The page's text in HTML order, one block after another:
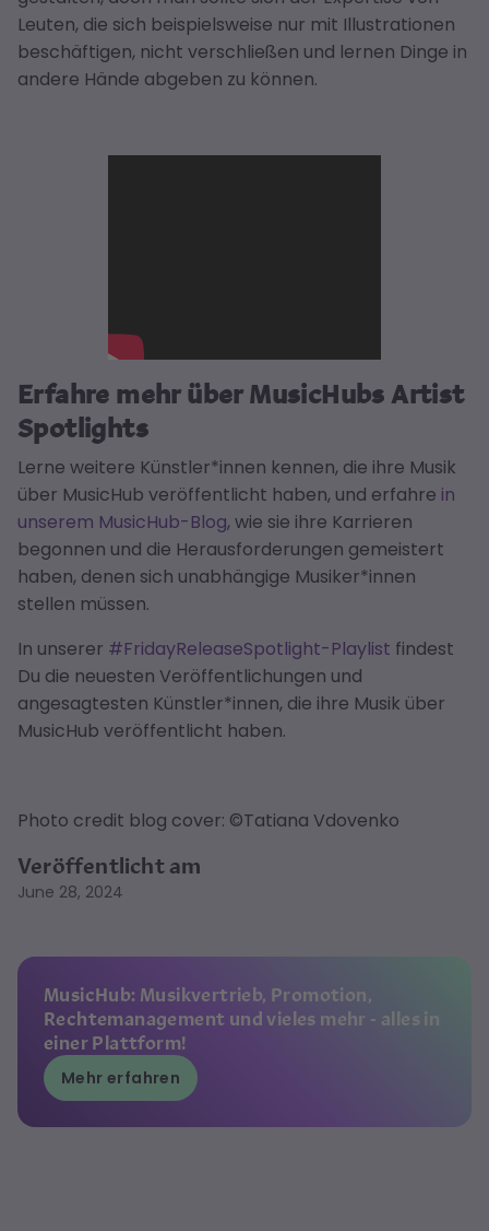
Veröffentlicht am
June 28, 2024
MusicHub: Musikvertrieb, Promotion,
Rechtemanagement und vieles mehr - alles in
einer Plattform!
Mehr erfahren
Leuten, die sich beispielsweise nur mit Illustrationen
beschäftigen, nicht verschließen und lernen Dinge in
andere Hände abgeben zu können.
Erfahre mehr über MusicHubs Artist
Spotlights
Lerne weitere Künstler*innen kennen, die ihre Musik
über MusicHub veröffentlicht haben, und erfahre in
unserem MusicHub-Blog, wie sie ihre Karrieren
begonnen und die Herausforderungen gemeistert
haben, denen sich unabhängige Musiker*innen
stellen müssen.
In unserer #FridayReleaseSpotlight-Playlist findest
Du die neuesten Veröffentlichungen und
angesagtesten Künstler*innen, die ihre Musik über
MusicHub veröffentlicht haben.
Photo credit blog cover: ©Tatiana Vdovenko